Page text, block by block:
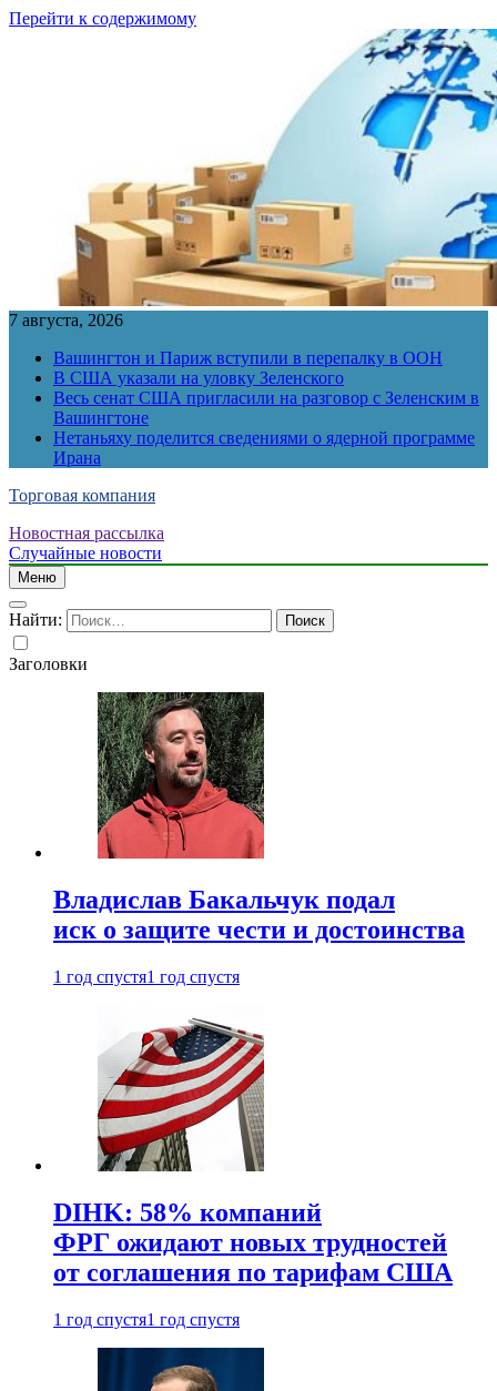
Перейти к содержимому
7 августа, 2026
Вашингтон и Париж вступили в перепалку в ООН
В США указали на уловку Зеленского
Весь сенат США пригласили на разговор с Зеленским в
Вашингтоне
Нетаньяху поделится сведениями о ядерной программе
Ирана
Торговая компания
Новостная рассылка
Случайные новости
Меню
Найти:
Заголовки
Владислав Бакальчук подал
иск о защите чести и достоинства
1 год спустя1 год спустя
DIHK: 58% компаний
ФРГ ожидают новых трудностей
от соглашения по тарифам США
1 год спустя1 год спустя